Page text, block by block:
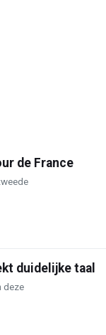
de France
duidelijke taal
deze